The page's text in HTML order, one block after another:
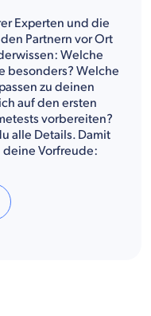
Experten und die
Partnern vor Ort
Welche
besonders? Welche
zu deinen
auf den ersten
vorbereiten?
alle Details. Damit
Vorfreude: